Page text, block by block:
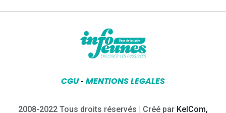
CGU- MENTIONS LEGALES
2008-2022 Tous droits réservés | Créé par KelCom,